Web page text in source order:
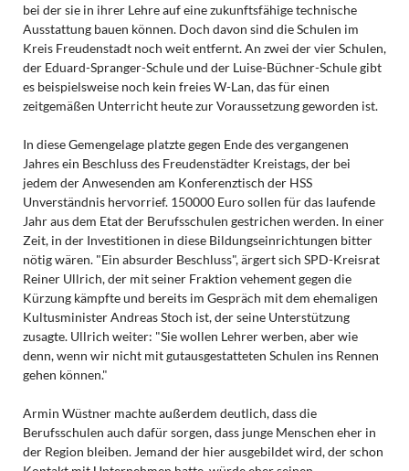
bei der sie in ihrer Lehre auf eine zukunftsfähige technische
Ausstattung bauen können. Doch davon sind die Schulen im
Kreis Freudenstadt noch weit entfernt. An zwei der vier Schulen,
der Eduard-Spranger-Schule und der Luise-Büchner-Schule gibt
es beispielsweise noch kein freies W-Lan, das für einen
zeitgemäßen Unterricht heute zur Voraussetzung geworden ist.
In diese Gemengelage platzte gegen Ende des vergangenen
Jahres ein Beschluss des Freudenstädter Kreistags, der bei
jedem der Anwesenden am Konferenztisch der HSS
Unverständnis hervorrief. 150000 Euro sollen für das laufende
Jahr aus dem Etat der Berufsschulen gestrichen werden. In einer
Zeit, in der Investitionen in diese Bildungseinrichtungen bitter
nötig wären. "Ein absurder Beschluss", ärgert sich SPD-Kreisrat
Reiner Ullrich, der mit seiner Fraktion vehement gegen die
Kürzung kämpfte und bereits im Gespräch mit dem ehemaligen
Kultusminister Andreas Stoch ist, der seine Unterstützung
zusagte. Ullrich weiter: "Sie wollen Lehrer werben, aber wie
denn, wenn wir nicht mit gutausgestatteten Schulen ins Rennen
gehen können."
Armin Wüstner machte außerdem deutlich, dass die
Berufsschulen auch dafür sorgen, dass junge Menschen eher in
der Region bleiben. Jemand der hier ausgebildet wird, der schon